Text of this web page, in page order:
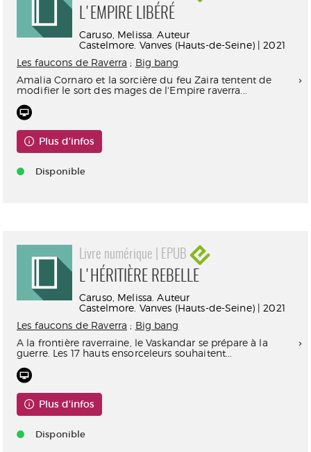
L'EMPIRE LIBÉRÉ
Caruso, Melissa. Auteur
Castelmore. Vanves (Hauts-de-Seine) | 2021
Les faucons de Raverra ; Big bang
Amalia Cornaro et la sorcière du feu Zaira tentent de
modifier le sort des mages de l'Empire raverra...
Plus d'infos
Disponible
Livre numérique | EPUB
L'HÉRITIÈRE REBELLE
Caruso, Melissa. Auteur
Castelmore. Vanves (Hauts-de-Seine) | 2021
Les faucons de Raverra ; Big bang
A la frontière raverraine, le Vaskandar se prépare à la
guerre. Les 17 hauts ensorceleurs souhaitent...
Plus d'infos
Disponible